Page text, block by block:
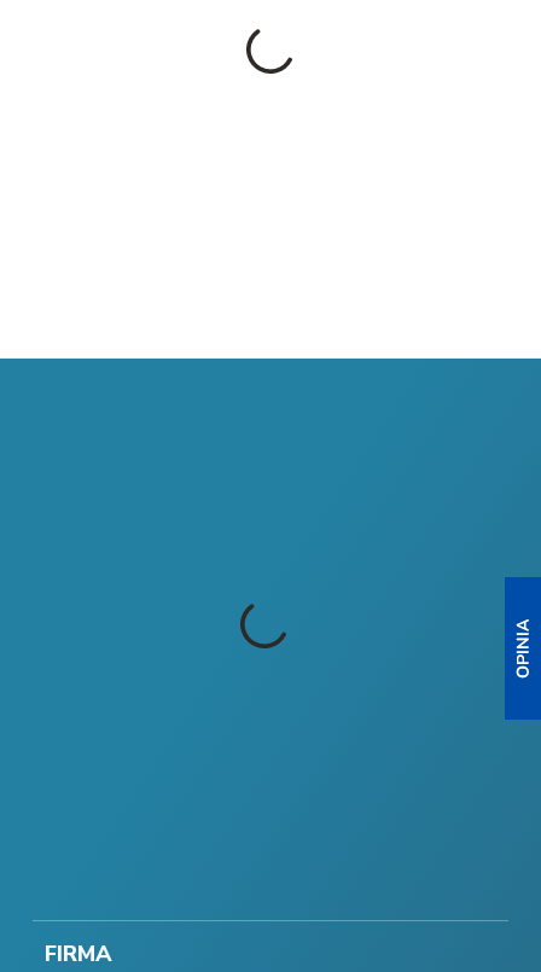
FIRMA